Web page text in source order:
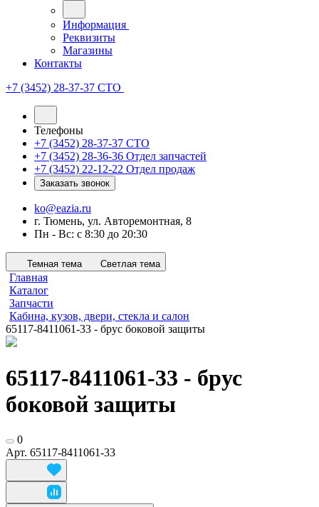
Информация
Реквизиты
Магазины
Контакты
+7 (3452) 28-37-37 СТО
Телефоны
+7 (3452) 28-37-37 СТО
+7 (3452) 28-36-36 Отдел запчастей
+7 (3452) 22-12-22 Отдел продаж
Заказать звонок
ko@eazia.ru
г. Тюмень, ул. Авторемонтная, 8
Пн - Вс: с 8:30 до 20:30
Темная тема Светлая тема
Главная
Каталог
Запчасти
Кабина, кузов, двери, стекла и салон
65117-8411061-33 - брус боковой защиты
65117-8411061-33 - брус
боковой защиты
0
Арт. 65117-8411061-33